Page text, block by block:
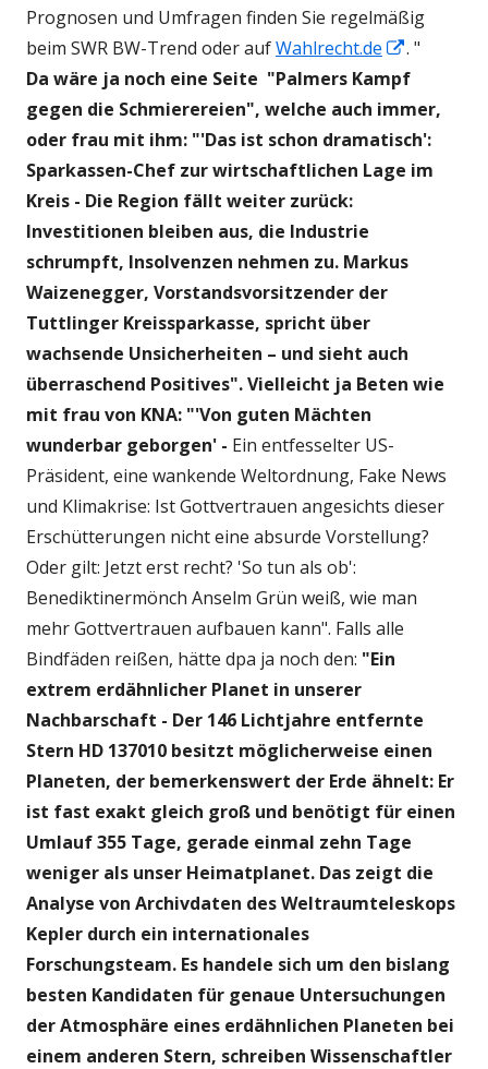
Prognosen und Umfragen finden Sie regelmäßig
beim SWR BW-Trend oder aufWahlrecht.de
In
neuem
Fenster
öffnen
. "
Da wäre ja noch eine Seite "Palmers Kampf
gegen die Schmierereien", welche auch immer,
oder frau mit ihm: "'Das ist schon dramatisch':
Sparkassen-Chef zur wirtschaftlichen Lage im
Kreis - Die Region fällt weiter zurück:
Investitionen bleiben aus, die Industrie
schrumpft, Insolvenzen nehmen zu. Markus
Waizenegger, Vorstandsvorsitzender der
Tuttlinger Kreissparkasse, spricht über
wachsende Unsicherheiten – und sieht auch
überraschend Positives". Vielleicht ja Beten wie
mit frau von KNA: "'Von guten Mächten
wunderbar geborgen' - Ein entfesselter US-
Präsident, eine wankende Weltordnung, Fake News
und Klimakrise: Ist Gottvertrauen angesichts dieser
Erschütterungen nicht eine absurde Vorstellung?
Oder gilt: Jetzt erst recht? 'So tun als ob':
Benediktinermönch Anselm Grün weiß, wie man
mehr Gottvertrauen aufbauen kann". Falls alle
Bindfäden reißen, hätte dpa ja noch den: "Ein
extrem erdähnlicher Planet in unserer
Nachbarschaft - Der 146 Lichtjahre entfernte
Stern HD 137010 besitzt möglicherweise einen
Planeten, der bemerkenswert der Erde ähnelt: Er
ist fast exakt gleich groß und benötigt für einen
Umlauf 355 Tage, gerade einmal zehn Tage
weniger als unser Heimatplanet. Das zeigt die
Analyse von Archivdaten des Weltraumteleskops
Kepler durch ein internationales
Forschungsteam. Es handele sich um den bislang
besten Kandidaten für genaue Untersuchungen
der Atmosphäre eines erdähnlichen Planeten bei
einem anderen Stern, schreiben Wissenschaftler